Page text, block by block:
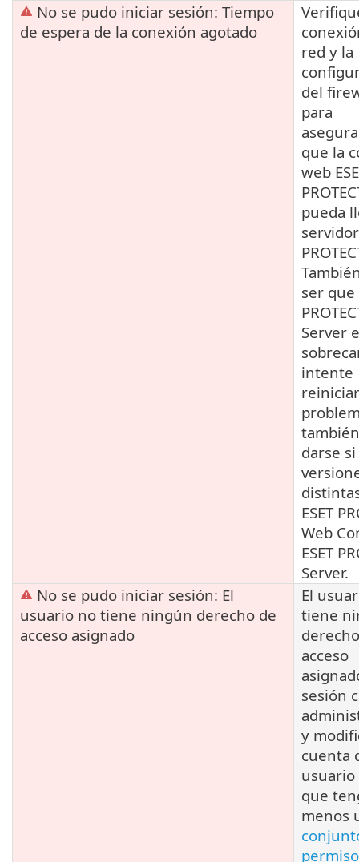
No se pudo iniciar sesión: Tiempo
de espera de la conexión agotado
red y la
del
para
que la
web
pueda
servidor
ser que
Server
intente
darse
ESET
Web
ESET
Server.
No se pudo iniciar sesión: El
usuario no tiene ningún derecho de
acceso asignado
El
tiene
acceso
sesión
y
cuenta
usuario
que
menos